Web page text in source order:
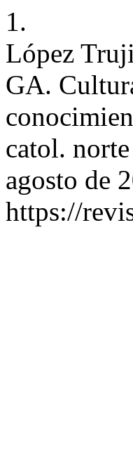
1.
López
GA.
catol.
agosto de
https://